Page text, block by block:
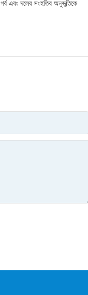
এবং দলের সংহতির অনুভূতিকে